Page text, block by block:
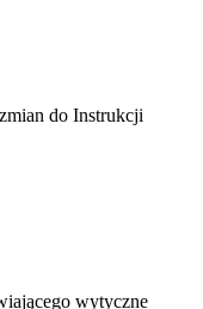
do Instrukcji
wytyczne